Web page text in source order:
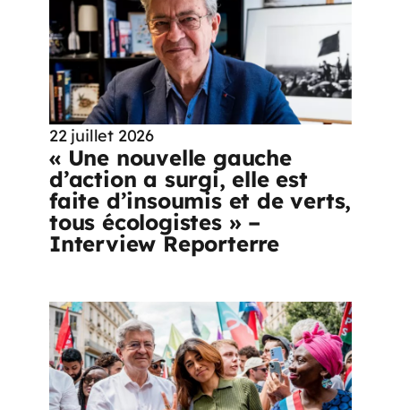
22 juillet 2026
« Une nouvelle gauche
d’action a surgi, elle est
faite d’insoumis et de verts,
tous écologistes » –
Interview Reporterre